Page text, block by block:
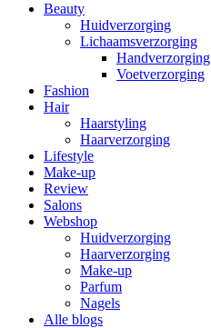
Beauty
Huidverzorging
Lichaamsverzorging
Handverzorging
Voetverzorging
Fashion
Hair
Haarstyling
Haarverzorging
Lifestyle
Make-up
Review
Salons
Webshop
Huidverzorging
Haarverzorging
Make-up
Parfum
Nagels
Alle blogs